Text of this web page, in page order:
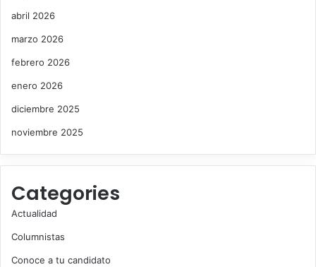
abril 2026
marzo 2026
febrero 2026
enero 2026
diciembre 2025
noviembre 2025
Categories
Actualidad
Columnistas
Conoce a tu candidato